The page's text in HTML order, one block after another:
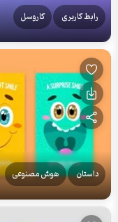
رابط کاربری کاروسل
داستان هوش مصنوعی